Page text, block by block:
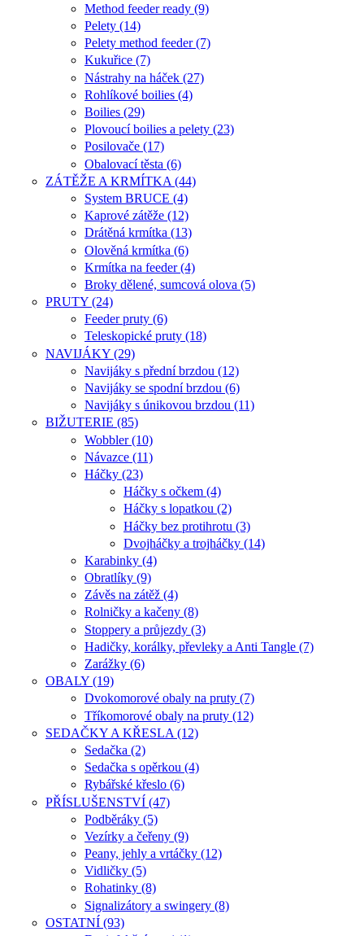
Method feeder ready (9)
Pelety (14)
Pelety method feeder (7)
Kukuřice (7)
Nástrahy na háček (27)
Rohlíkové boilies (4)
Boilies (29)
Plovoucí boilies a pelety (23)
Posilovače (17)
Obalovací těsta (6)
ZÁTĚŽE A KRMÍTKA (44)
System BRUCE (4)
Kaprové zátěže (12)
Drátěná krmítka (13)
Olověná krmítka (6)
Krmítka na feeder (4)
Broky dělené, sumcová olova (5)
PRUTY (24)
Feeder pruty (6)
Teleskopické pruty (18)
NAVIJÁKY (29)
Navijáky s přední brzdou (12)
Navijáky se spodní brzdou (6)
Navijáky s únikovou brzdou (11)
BIŽUTERIE (85)
Wobbler (10)
Návazce (11)
Háčky (23)
Háčky s očkem (4)
Háčky s lopatkou (2)
Háčky bez protihrotu (3)
Dvojháčky a trojháčky (14)
Karabinky (4)
Obratlíky (9)
Závěs na zátěž (4)
Rolničky a kačeny (8)
Stoppery a průjezdy (3)
Hadičky, korálky, převleky a Anti Tangle (7)
Zarážky (6)
OBALY (19)
Dvokomorové obaly na pruty (7)
Tříkomorové obaly na pruty (12)
SEDAČKY A KŘESLA (12)
Sedačka (2)
Sedačka s opěrkou (4)
Rybářské křeslo (6)
PŘÍSLUŠENSTVÍ (47)
Podběráky (5)
Vezírky a čeřeny (9)
Peany, jehly a vrtáčky (12)
Vidličky (5)
Rohatinky (8)
Signalizátory a swingery (8)
OSTATNÍ (93)